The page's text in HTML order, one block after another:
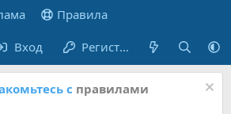
Правила
Вход Регистрация
с правилами